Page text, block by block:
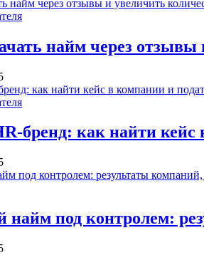
найм через отзывы
бренд: как найти кейс
под контролем: